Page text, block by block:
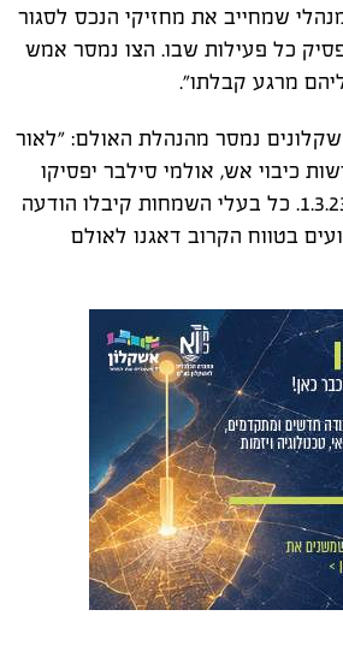
מנהלי שמחייב את מחזיקי הנכס לסגור
כל פעילות שבו. הצו נמסר אמש
מרגע קבלתו".
נמסר מהנהלת האולם: "לאור
כיבוי אש, אולמי סילבר יפסיקו
את פעילותם החל מ 1.3.23. כל בעלי השמחות קיבלו הודעה
בטווח הקרוב דאגנו לאולם